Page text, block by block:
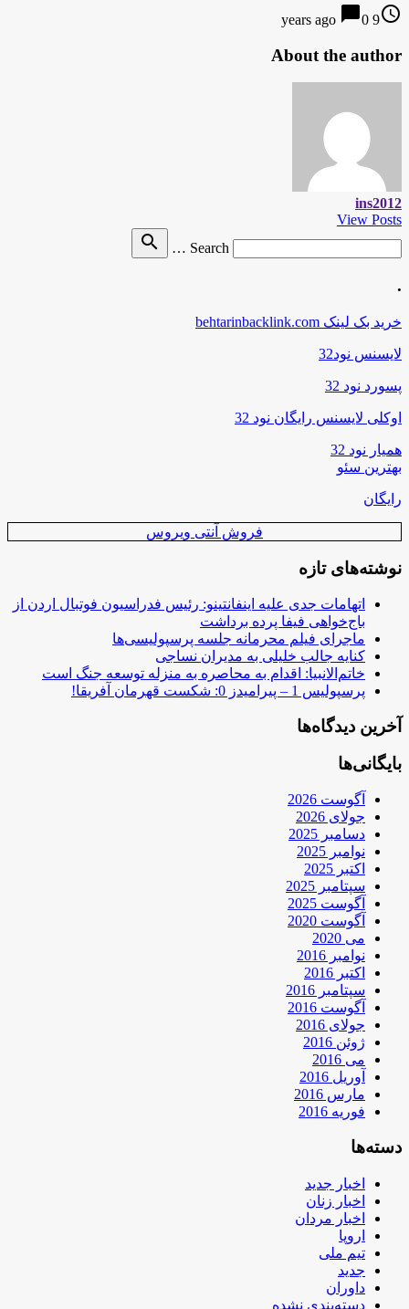
access_time
9 years ago
chat_bubble0
About the author
ins2012
View Posts
Search
Search …
search
.
خرید بک لینک behtarinbacklink.com
لایسنس نود32
پسورد نود 32
اوکلی لایسنس رایگان نود 32
همیار نود 32
بهترین سئو
رایگان
فروش آنتی ویروس
نوشته‌های تازه
اتهامات جدی علیه اینفانتینو: رئیس فدراسیون فوتبال اردن از
باج‌خواهی فیفا پرده برداشت
ماجرای فیلم محرمانه جلسه پرسپولیسی‌ها
کنایه جالب خلیلی به مدیران نساجی
خاتم‌الانبیا: اقدام به محاصره به منزله توسعه جنگ است
پرسپولیس 1 – پیرامیدز 0: شکست قهرمان آفریقا!
آخرین دیدگاه‌ها
بایگانی‌ها
آگوست 2026
جولای 2026
دسامبر 2025
نوامبر 2025
اکتبر 2025
سپتامبر 2025
آگوست 2025
آگوست 2020
می 2020
نوامبر 2016
اکتبر 2016
سپتامبر 2016
آگوست 2016
جولای 2016
ژوئن 2016
می 2016
آوریل 2016
مارس 2016
فوریه 2016
دسته‌ها
اخبار جدید
اخبار زنان
اخبار مردان
اروپا
تیم ملی
جدید
داوران
دسته‌بندی نشده